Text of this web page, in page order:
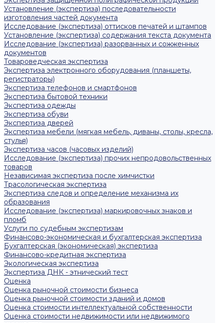
Установление (экспертиза) последовательности
изготовления частей документа
Исследование (экспертиза) оттисков печатей и штампов
Установление (экспертиза) содержания текста документа
Исследование (экспертиза) разорванных и сожженных
документов
Товароведческая экспертиза
Экспертиза электронного оборудования (планшеты,
регистраторы)
Экспертиза телефонов и смартфонов
Экспертиза бытовой техники
Экспертиза одежды
Экспертиза обуви
Экспертиза дверей
Экспертиза мебели (мягкая мебель, диваны, столы, кресла,
стулья)
Экспертиза часов (часовых изделий)
Исследование (экспертиза) прочих непродовольственных
товаров
Независимая экспертиза после химчистки
Трасологическая экспертиза
Экспертиза следов и определение механизма их
образования
Исследование (экспертиза) маркировочных знаков и
пломб
Услуги по судебным экспертизам
Финансово-экономическая и бухгалтерская экспертиза
Бухгалтерская (экономическая) экспертиза
Финансово-кредитная экспертиза
Экологическая экспертиза
Экспертиза ДНК - этнический тест
Оценка
Оценка рыночной стоимости бизнеса
Оценка рыночной стоимости зданий и домов
Оценка стоимости интеллектуальной собственности
Оценка стоимости недвижимости или недвижимого